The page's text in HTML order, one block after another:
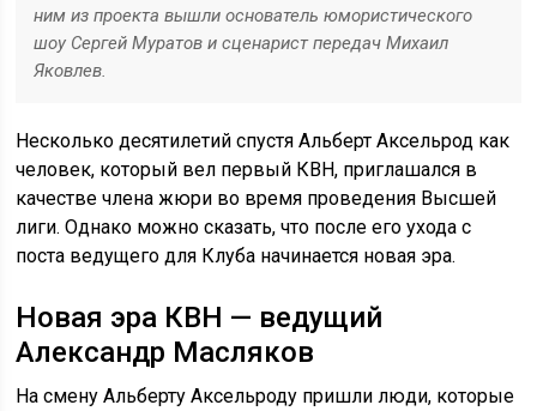
ним из проекта вышли основатель юмористического
шоу Сергей Муратов и сценарист передач Михаил
Яковлев.
Несколько десятилетий спустя Альберт Аксельрод как
человек, который вел первый КВН, приглашался в
качестве члена жюри во время проведения Высшей
лиги. Однако можно сказать, что после его ухода с
поста ведущего для Клуба начинается новая эра.
Новая эра КВН — ведущий
Александр Масляков
На смену Альберту Аксельроду пришли люди, которые